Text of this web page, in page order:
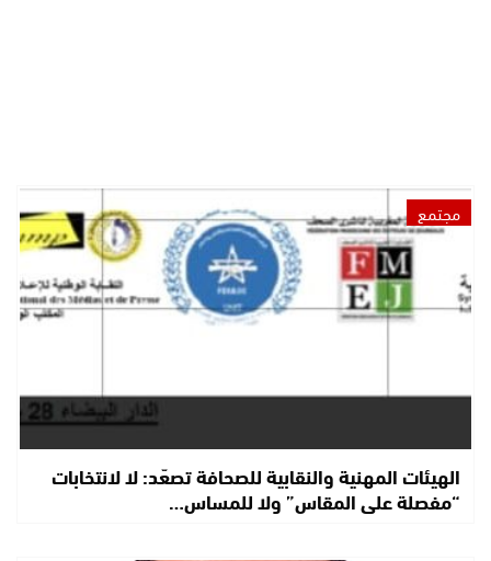
مجتمع
الهيئات المهنية والنقابية للصحافة تصعّد: لا لانتخابات
“مفصلة على المقاس” ولا للمساس…